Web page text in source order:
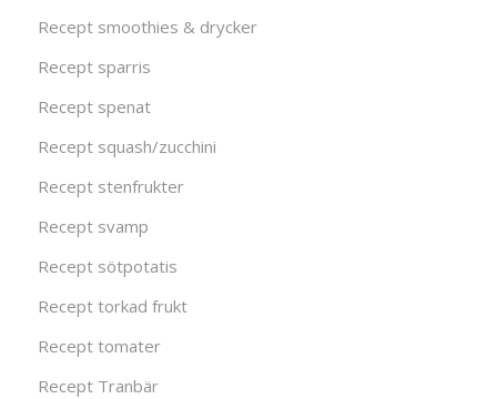
Recept smoothies & drycker
Recept sparris
Recept spenat
Recept squash/zucchini
Recept stenfrukter
Recept svamp
Recept sötpotatis
Recept torkad frukt
Recept tomater
Recept Tranbär